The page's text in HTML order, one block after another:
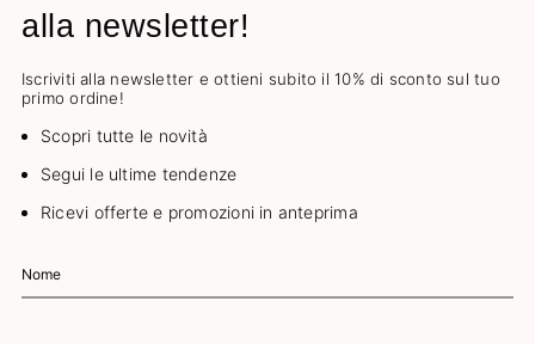
alla newsletter!
Iscriviti alla newsletter e ottieni subito il 10% di sconto sul tuo
primo ordine!
Scopri tutte le novità
Segui le ultime tendenze
Ricevi offerte e promozioni in anteprima